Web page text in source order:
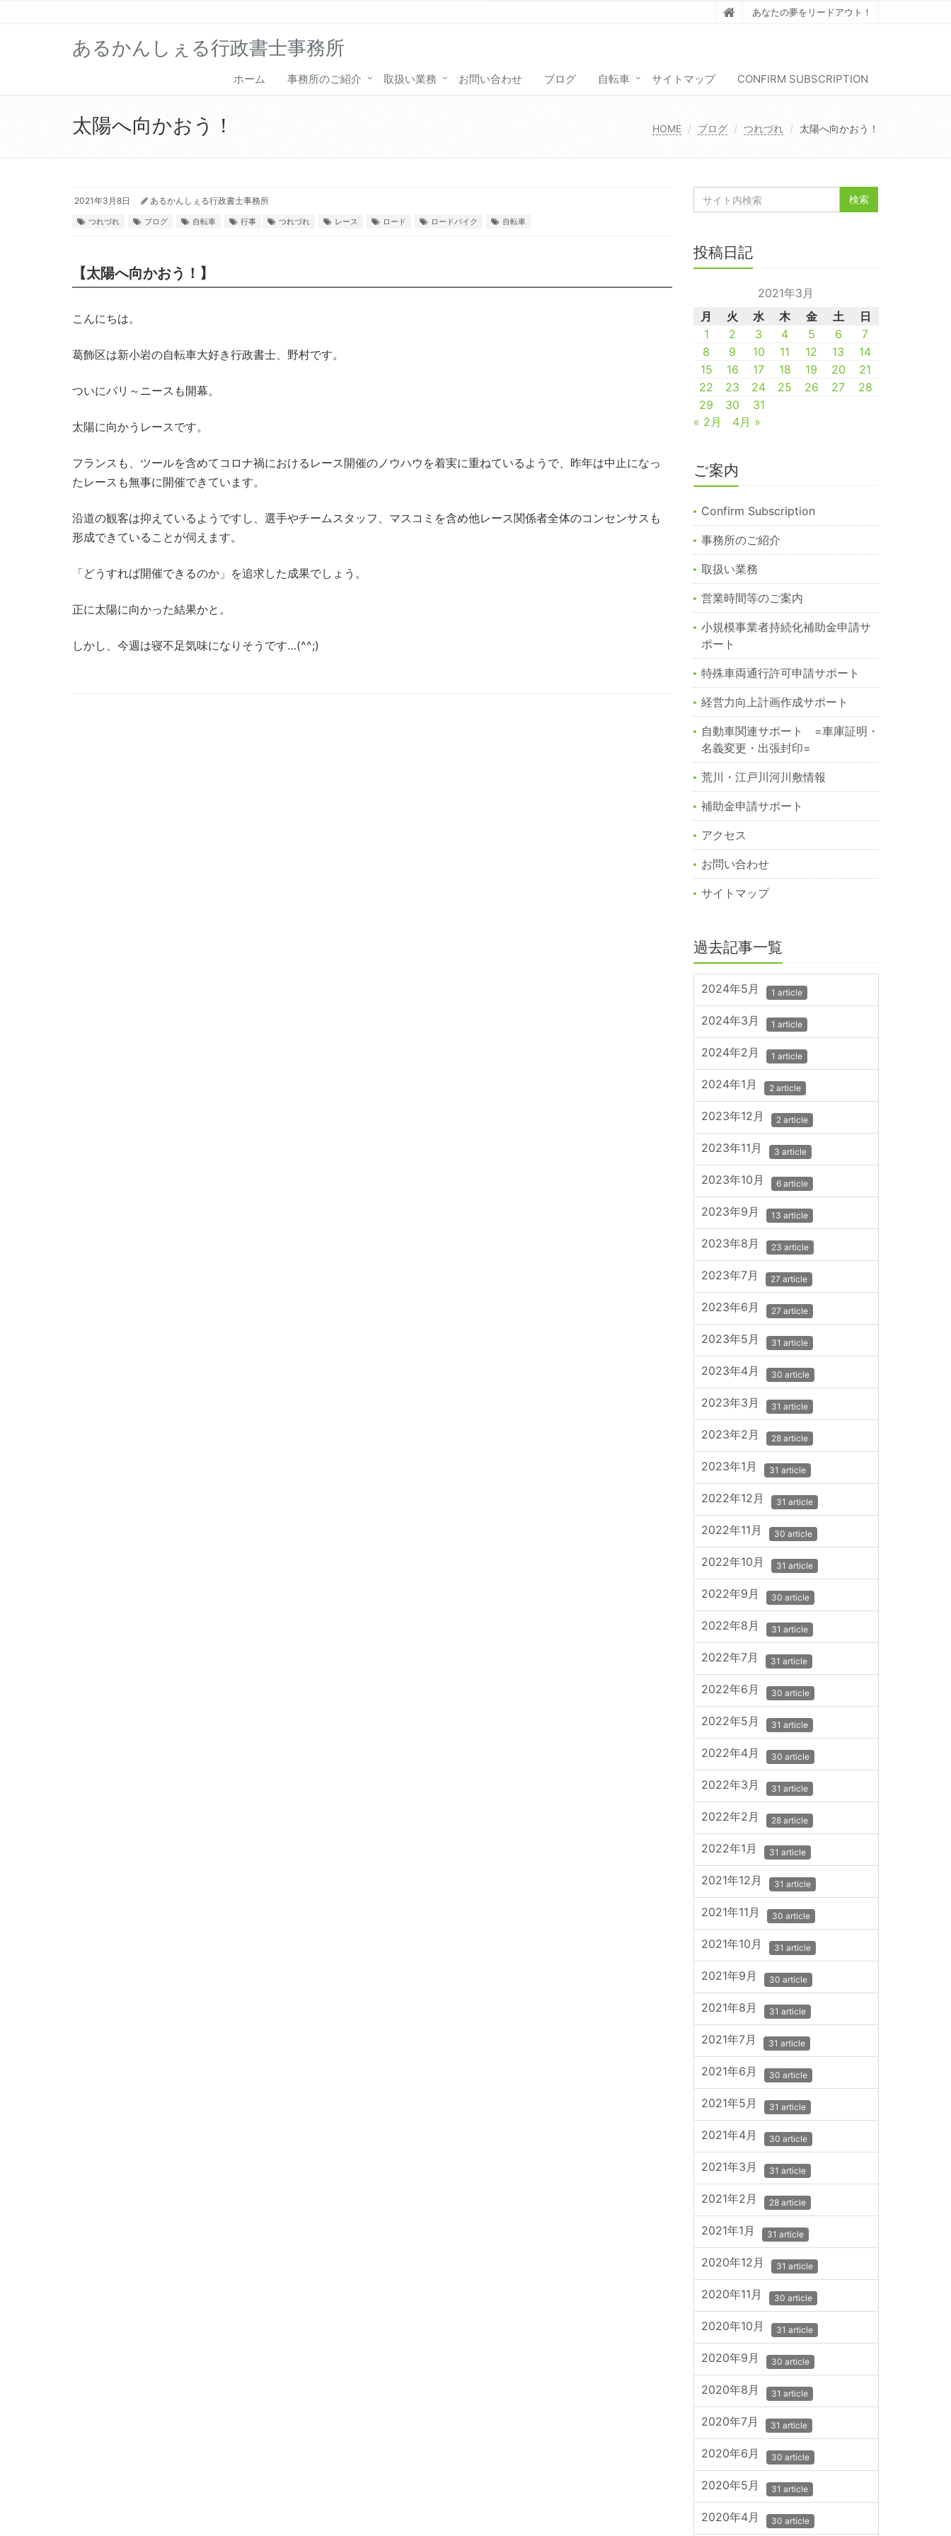
あなたの夢をリードアウト！
あるかんしぇる行政書士事務所
ホーム 事務所のご紹介 取扱い業務 お問い合わせ ブログ 自転車 サイトマップ CONFIRM SUBSCRIPTION
太陽へ向かおう！ HOME ブログ つれづれ 太陽へ向かおう！
2021年3月8日 あるかんしぇる行政書士事務所
つれづれ ブログ 自転車 行事 つれづれ レース ロード ロードバイク 自転車
【太陽へ向かおう！】
こんにちは。
葛飾区は新小岩の自転車大好き行政書士、野村です。
ついにパリ～ニースも開幕。
太陽に向かうレースです。
フランスも、ツールを含めてコロナ禍におけるレース開催のノウハウを着実に重ねているようで、昨年は中止になっ
たレースも無事に開催できています。
沿道の観客は抑えているようですし、選手やチームスタッフ、マスコミを含め他レース関係者全体のコンセンサスも
形成できていることが伺えます。
「どうすれば開催できるのか」を追求した成果でしょう。
正に太陽に向かった結果かと。
しかし、今週は寝不足気味になりそうです…(^^;)
投稿日記
2021年3月
月
火 水 木 金 土
日
1
2 3 4 5 6
7
8
9 10 11 12 13
14
15
16 17 18 19 20
21
22
23 24 25 26 27
28
29
30
31
« 2月
4月 »
ご案内
Confirm Subscription
事務所のご紹介
取扱い業務
営業時間等のご案内
小規模事業者持続化補助金申請サ
ポート
特殊車両通行許可申請サポート
経営力向上計画作成サポート
自動車関連サポート =車庫証明・
名義変更・出張封印=
荒川・江戸川河川敷情報
補助金申請サポート
アクセス
お問い合わせ
サイトマップ
過去記事一覧
2024年5月 1 article
2024年3月 1 article
2024年2月 1 article
2024年1月 2 article
2023年12月 2 article
2023年11月 3 article
2023年10月 6 article
2023年9月 13 article
2023年8月 23 article
2023年7月 27 article
2023年6月 27 article
2023年5月 31 article
2023年4月 30 article
2023年3月 31 article
2023年2月 28 article
2023年1月 31 article
2022年12月 31 article
2022年11月 30 article
2022年10月 31 article
2022年9月 30 article
2022年8月 31 article
2022年7月 31 article
2022年6月 30 article
2022年5月 31 article
2022年4月 30 article
2022年3月 31 article
2022年2月 28 article
2022年1月 31 article
2021年12月 31 article
2021年11月 30 article
2021年10月 31 article
2021年9月 30 article
2021年8月 31 article
2021年7月 31 article
2021年6月 30 article
2021年5月 31 article
2021年4月 30 article
2021年3月 31 article
2021年2月 28 article
2021年1月 31 article
2020年12月 31 article
2020年11月 30 article
2020年10月 31 article
2020年9月 30 article
2020年8月 31 article
2020年7月 31 article
2020年6月 30 article
2020年5月 31 article
2020年4月 30 article